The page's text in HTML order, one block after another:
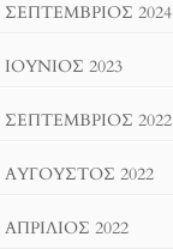
ΣΕΠΤΈΜΒΡΙΟΣ 2024
ΙΟΎΝΙΟΣ 2023
ΣΕΠΤΈΜΒΡΙΟΣ 2022
ΑΎΓΟΥΣΤΟΣ 2022
ΑΠΡΊΛΙΟΣ 2022